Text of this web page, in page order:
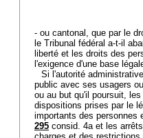
- ou cantonal, que par le
le Tribunal fédéral a-t-il
liberté et les droits des
l'exigence d'une base
Si l'autorité
public avec ses usagers
ou au but qu'il poursuit,
dispositions prises par le
importants des personnes
295 consid. 4a et les